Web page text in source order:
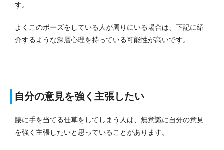
す。
よくこのポーズをしている人が周りにいる場合は、下記に紹
介するような深層心理を持っている可能性が高いです。
自分の意見を強く主張したい
腰に手を当てる仕草をしてしまう人は、無意識に自分の意見
を強く主張したいと思っていることがあります。